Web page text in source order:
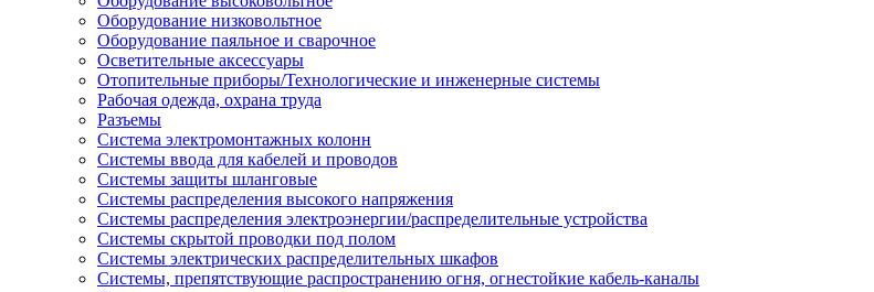
Оборудование низковольтное
Оборудование паяльное и сварочное
Осветительные аксессуары
Отопительные приборы/Технологические и инженерные системы
Рабочая одежда, охрана труда
Разъемы
Система электромонтажных колонн
Системы ввода для кабелей и проводов
Системы защиты шланговые
Системы распределения высокого напряжения
Системы распределения электроэнергии/распределительные устройства
Системы скрытой проводки под полом
Системы электрических распределительных шкафов
Системы, препятствующие распространению огня, огнестойкие кабель-каналы